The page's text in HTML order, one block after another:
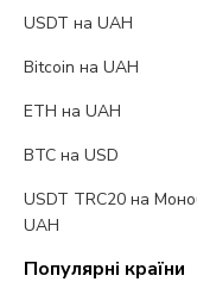
USDT на UAH
Bitcoin на UAH
ETH на UAH
BTC на USD
USDT TRC20 на
UAH
Популярні країни